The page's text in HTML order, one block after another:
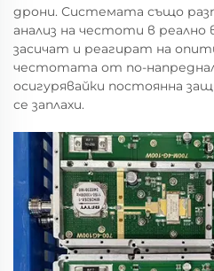
дрони. Системата също
анализ на честоти в
засичат и реагират на
честотата от по-
осигурявайки постоянна
се заплахи.